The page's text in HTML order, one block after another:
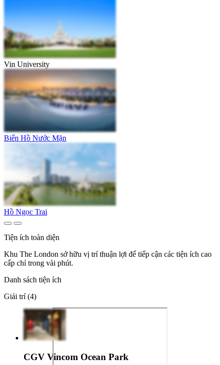
Vin University
Biển Hồ Nước Mặn
Hồ Ngọc Trai
Tiện ích toàn diện
Khu The London sở hữu vị trí thuận lợi để tiếp cận các tiện ích cao
cấp chỉ trong vài phút.
Danh sách tiện ích
Giải trí (4)
CGV Vincom Ocean Park